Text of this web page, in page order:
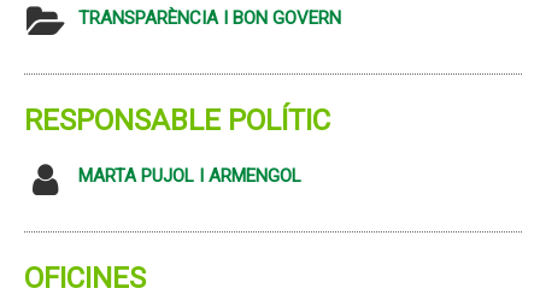
TRANSPARÈNCIA I BON GOVERN
RESPONSABLE POLÍTIC
MARTA PUJOL I ARMENGOL
OFICINES